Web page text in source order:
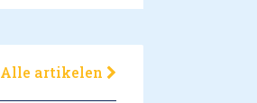
Alle artikelen